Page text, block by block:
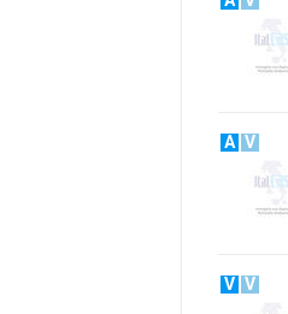
A V
V V